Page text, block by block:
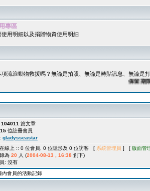
專區
用明細以及捐贈物資使用明細
流浪動物救援嗎？無論是拍照、無論是轉貼訊息、無論是
保留期限：
104011 篇文章
位註冊會員
gladysseastar
線上 :: 0 位會員, 0 位隱形及 0 位訪客 [ 系統管理員 ] [ 版面管
為 20 人 (2004-08-13 , 16:38 創下)
: 沒有
內會員的活動記錄